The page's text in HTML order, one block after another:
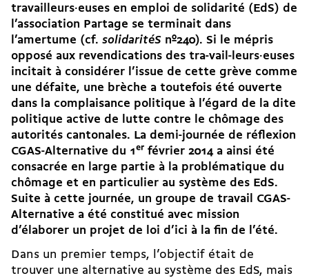
travailleurs·euses en emploi de solidarité (EdS) de
l’association Partage se terminait dans
l’amertume (cf. solidaritéS nº240). Si le mépris
opposé aux revendications des tra-vail-leurs·euses
incitait à considérer l’issue de cette grève comme
une défaite, une brèche a toutefois été ouverte
dans la complaisance politique à l’égard de la dite
politique active de lutte contre le chômage des
autorités cantonales. La demi-journée de réflexion
CGAS-Alternative du 1er février 2014 a ainsi été
consacrée en large partie à la problématique du
chômage et en particulier au système des EdS.
Suite à cette journée, un groupe de travail CGAS-
Alternative a été constitué avec mission
d’élaborer un projet de loi d’ici à la fin de l’été.
Dans un premier temps, l’objectif était de
trouver une alternative au système des EdS, mais